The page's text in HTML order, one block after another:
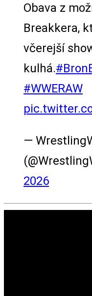
Obava z
Breakkera,
včerejší
kulhá.
#WWERAW
—
2026